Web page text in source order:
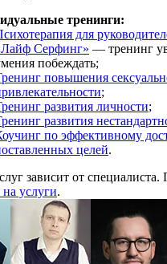
тренинги:
для
Серфинг» — тренинг
побеждать;
повышения
;
развития личности;
развития
по эффективному
целей.
зависит от
услуги.